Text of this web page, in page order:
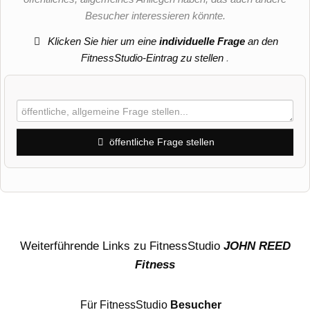
Besucher interessieren könnte.
Klicken Sie hier um eineindividuelle Frage an den
FitnessStudio-Eintrag zu stellen .
öffentliche Frage stellen
Weiterführende Links zu FitnessStudio JOHN REED
Fitness
Für FitnessStudio Besucher